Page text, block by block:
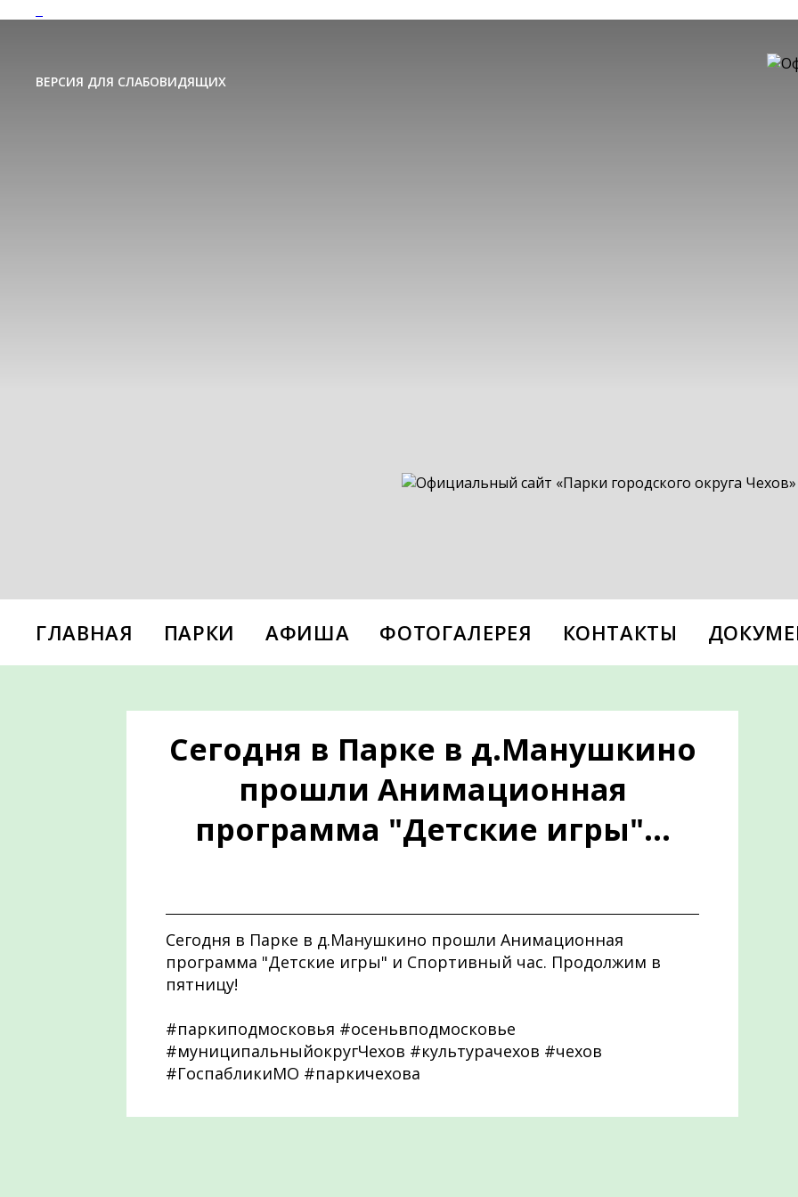
ВЕРСИЯ ДЛЯ СЛАБОВИДЯЩИХ
ГЛАВНАЯ ПАРКИ АФИША ФОТОГАЛЕРЕЯ КОНТАКТЫ
Сегодня в Парке в д.Манушкино
прошли Анимационная
программа "Детские игры"...
Сегодня в Парке в д.Манушкино прошли Анимационная
программа "Детские игры" и Спортивный час. Продолжим в
пятницу!
#паркиподмосковья #осеньвподмосковье
#муниципальныйокругЧехов #культурачехов #чехов
#ГоспабликиМО #паркичехова